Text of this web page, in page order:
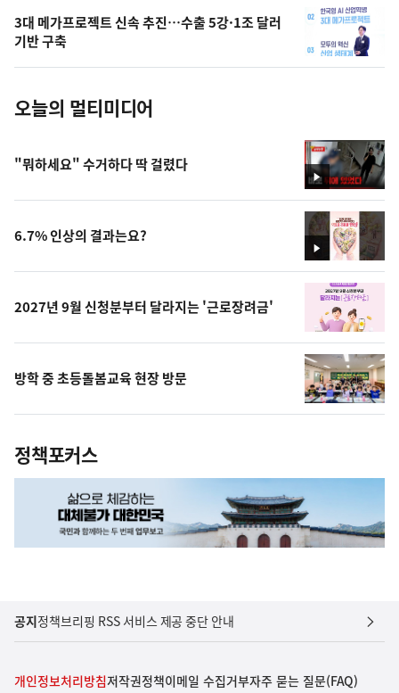
사
진
3대 메가프로젝트 신속 추진…수출 5강·1조 달러
기반 구축
오늘의 멀티미디어
영
상
"뭐하세요" 수거하다 딱 걸렸다
영
상
6.7% 인상의 결과는요?
2027년 9월 신청분부터 달라지는 '근로장려금'
방학 중 초등돌봄교육 현장 방문
정책포커스
공지정책브리핑 RSS 서비스 제공 중단 안내
개인정보처리방침저작권정책이메일 수집거부자주 묻는 질문(FAQ)